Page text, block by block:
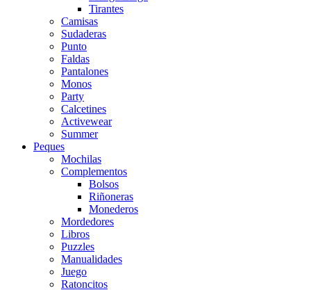
Tirantes
Camisas
Sudaderas
Punto
Faldas
Pantalones
Monos
Party
Calcetines
Activewear
Summer
Peques
Mochilas
Complementos
Bolsos
Riñoneras
Monederos
Mordedores
Libros
Puzzles
Manualidades
Juego
Ratoncitos